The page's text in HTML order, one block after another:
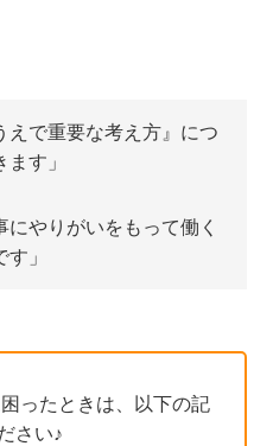
えで重要な考え方』につ
ます」
にやりがいをもって働く
す」
ったときは、以下の記
さい♪